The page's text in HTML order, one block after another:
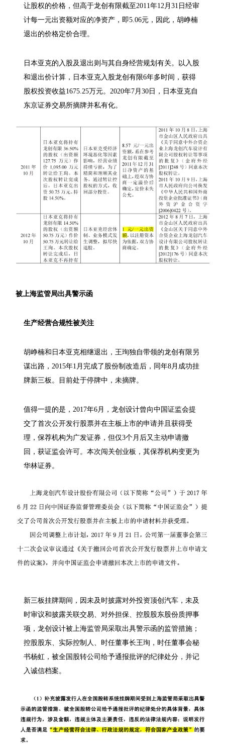
让股权的价格，但高于龙创有限截至2011年12月31日经审
计每一元出资额对应的净资产，即5.06元，因此，胡峥楠
退出的价格定价合理。
日本亚克的入股及退出则与其自身经营规划有关。以入股
和退出价计算，日本亚克入股龙创有限6年多时间，获得
股权投资收益1675.25万元。2020年7月30日，日本亚克自
东京证券交易所摘牌并私有化。
被上海监管局出具警示函
生产经营合规性被关注
胡峥楠和日本亚克相继退出，王珣独自带领的龙创有限另
谋出路，2015年1月完成了股份制改造后，同年8月成功挂
牌新三板。目前处于停牌中，未摘牌。
值得一提的是，2017年6月，龙创设计曾向中国证监会提
交了首次公开发行股票并在主板上市的申请并且获得受
理，保荐机构为广发证券，但仅3个月后又主动申请撤
回，获证监会许可。本次闯关创业板，其保荐机构变更为
华林证券。
新三板挂牌期间，因未及时披露对外投资顶创汽车，未及
时审议和披露关联交易、对外担保、控股股东股份质押事
项，龙创设计被上海监管局采取出具警示函的监管措施；
控股股东、实际控制人、时任董事长王珣，时任董事会秘
书杨虹，被全国股转公司给予通报批评的纪律处分，并记
入诚信档案。